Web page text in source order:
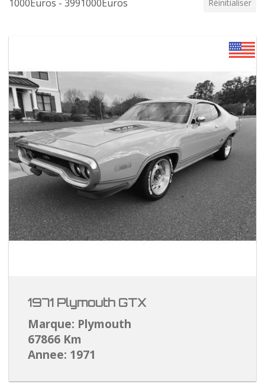
1000Euros - 3991000Euros Réinitialiser
1971 Plymouth GTX
Marque: Plymouth
67866 Km
Annee: 1971